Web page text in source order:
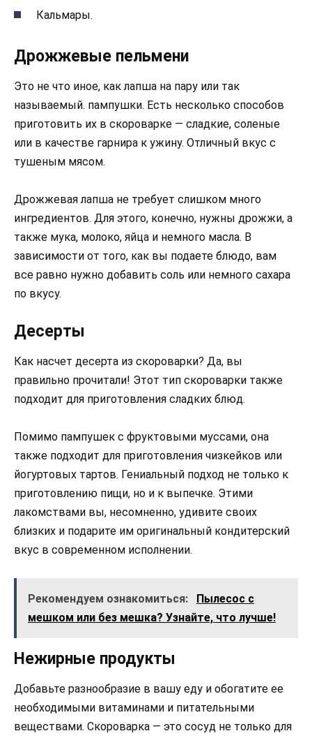
Кальмары.
Дрожжевые пельмени
Это не что иное, как лапша на пару или так
называемый. пампушки. Есть несколько способов
приготовить их в скороварке — сладкие, соленые
или в качестве гарнира к ужину. Отличный вкус с
тушеным мясом.
Дрожжевая лапша не требует слишком много
ингредиентов. Для этого, конечно, нужны дрожжи, а
также мука, молоко, яйца и немного масла. В
зависимости от того, как вы подаете блюдо, вам
все равно нужно добавить соль или немного сахара
по вкусу.
Десерты
Как насчет десерта из скороварки? Да, вы
правильно прочитали! Этот тип скороварки также
подходит для приготовления сладких блюд.
Помимо пампушек с фруктовыми муссами, она
также подходит для приготовления чизкейков или
йогуртовых тартов. Гениальный подход не только к
приготовлению пищи, но и к выпечке. Этими
лакомствами вы, несомненно, удивите своих
близких и подарите им оригинальный кондитерский
вкус в современном исполнении.
Рекомендуем ознакомиться:
Пылесос с
мешком или без мешка? Узнайте, что лучше!
Нежирные продукты
Добавьте разнообразие в вашу еду и обогатите ее
необходимыми витаминами и питательными
веществами. Скороварка — это сосуд не только для